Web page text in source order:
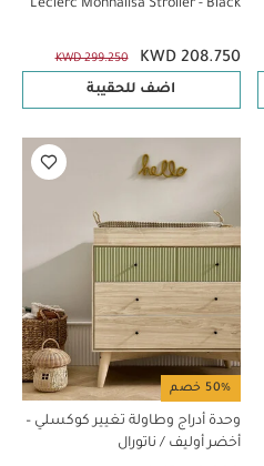
Leclerc Monnalisa Stroller - Black
KWD 208.750
KWD 299.250
اضف للحقيبة
50% خصم
وحدة أدراج وطاولة تغيير كوكسلي –
أخضر أوليف / ناتورال